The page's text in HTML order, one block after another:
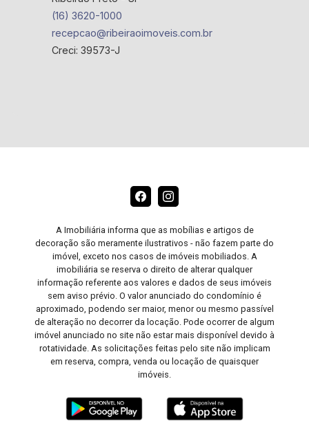
(16) 3620-1000
recepcao@ribeiraoimoveis.com.br
Creci: 39573-J
A Imobiliária informa que as mobílias e artigos de
decoração são meramente ilustrativos - não fazem parte do
imóvel, exceto nos casos de imóveis mobiliados. A
imobiliária se reserva o direito de alterar qualquer
informação referente aos valores e dados de seus imóveis
sem aviso prévio. O valor anunciado do condomínio é
aproximado, podendo ser maior, menor ou mesmo passível
de alteração no decorrer da locação. Pode ocorrer de algum
imóvel anunciado no site não estar mais disponível devido à
rotatividade. As solicitações feitas pelo site não implicam
em reserva, compra, venda ou locação de quaisquer
imóveis.